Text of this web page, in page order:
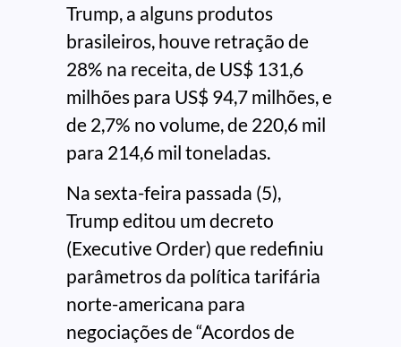
Trump, a alguns produtos
brasileiros, houve retração de
28% na receita, de US$ 131,6
milhões para US$ 94,7 milhões, e
de 2,7% no volume, de 220,6 mil
para 214,6 mil toneladas.
Na sexta-feira passada (5),
Trump editou um decreto
(Executive Order) que redefiniu
parâmetros da política tarifária
norte-americana para
negociações de “Acordos de